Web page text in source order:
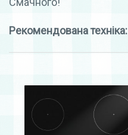
Рекомендована техніка: